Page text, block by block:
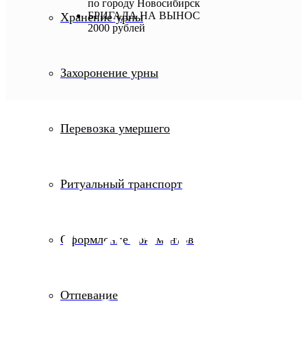
Хранение урны
Захоронение урны
Перевозка умершего
Ритуальный транспорт
Оформление документов
Отпевание
по городу Новосибирск
БРИГАДА НА ВЫНОС
2000 рублей
похороны